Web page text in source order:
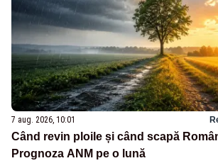
7 aug. 2026, 10:01
Când revin ploile și când scapă
Prognoza ANM pe o lună